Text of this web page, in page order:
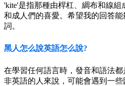
'kite'是指那種由桿杠、綢布和線
和成人們的喜愛。希望我的回答
詞。
黑人怎么說英語怎么說?
在學習任何語言時，發音和語法
非英語的人來說，可能會遇到一